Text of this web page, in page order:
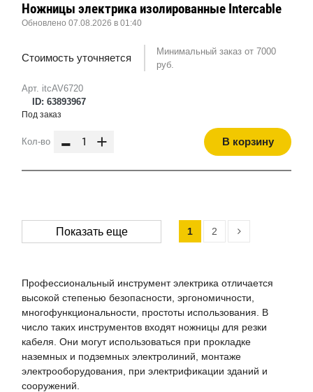
Арт. itcAV6720
ID: 63893967
Ножницы электрика изолированные Intercable
Обновлено 07.08.2026 в 01:40
Стоимость уточняется
Минимальный заказ от 7000
руб.
Под заказ
Кол-во - + В корзину
Показать еще 1 2
Профессиональный инструмент электрика отличается
высокой степенью безопасности, эргономичности,
многофункциональности, простоты использования. В
число таких инструментов входят ножницы для резки
кабеля. Они могут использоваться при прокладке
наземных и подземных электролиний, монтаже
электрооборудования, при электрификации зданий и
сооружений.